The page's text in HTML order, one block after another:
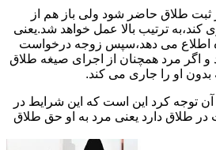
طلاق حاضر شود ولی باز هم از
کند،به ترتیب بالا عمل خواهد شد.یعنی
اطلاع می دهد،سپس زوجه درخواست
اگر مرد همچنان از اجرای صیغه طلاق
بدون او را جاری می کند.
آن توجه کرد این است که این شرایط در
طلاق دارد یعنی مرد به او حق طلاق